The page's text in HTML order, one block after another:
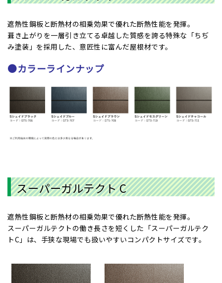
遮熱性鋼板と断熱材の相乗効果で優れた断熱性能を発揮。
葺き上がりを一層引き立てる卓越した質感を誇る特殊な「ちぢ
み塗装」を採用した、意匠性に富んだ屋根材です。
●カラーラインナップ
スーパーガルテクト C
遮熱性鋼板と断熱材の相乗効果で優れた断熱性能を発揮。
スーパーガルテクトの働き長さを短くした「スーパーガルテク
トC」は、手狭な現場でも扱いやすいコンパクトサイズです。